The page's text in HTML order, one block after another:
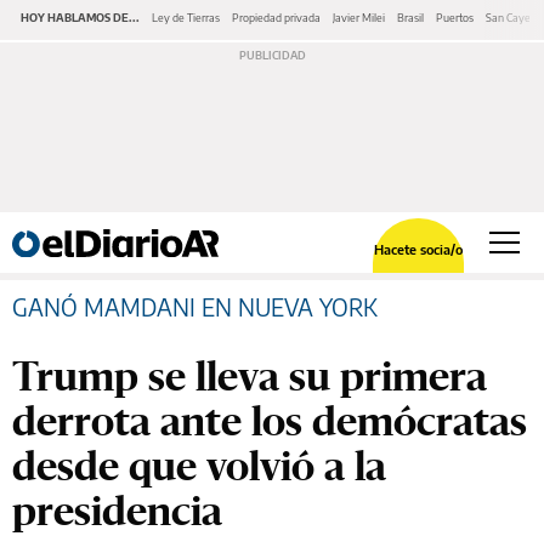
HOY HABLAMOS DE... Ley de Tierras Propiedad privada Javier Milei Brasil Puertos San
Hacete socia/o
GANÓ MAMDANI EN NUEVA YORK
Trump se lleva su primera
derrota ante los demócratas
desde que volvió a la
presidencia